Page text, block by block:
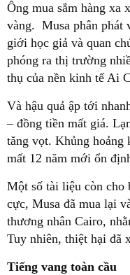
Ông mua sắm hàng xa
vàng. Musa phân phát
giới học giả và quan
phóng ra thị trường
thụ của nền kinh tế Ai
Và hậu quả ập tới
– đồng tiền mất giá.
tăng vọt. Khủng hoảng
mất 12 năm mới ổn
Một số tài liệu còn cho
cực, Musa đã mua lại
thương nhân Cairo,
Tuy nhiên, thiệt hại đã
Tiếng vang toàn cầu